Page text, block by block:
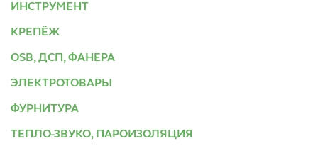
ИНСТРУМЕНТ
КРЕПЁЖ
OSB, ДСП, ФАНЕРА
ЭЛЕКТРОТОВАРЫ
ФУРНИТУРА
ТЕПЛО-ЗВУКО, ПАРОИЗОЛЯЦИЯ